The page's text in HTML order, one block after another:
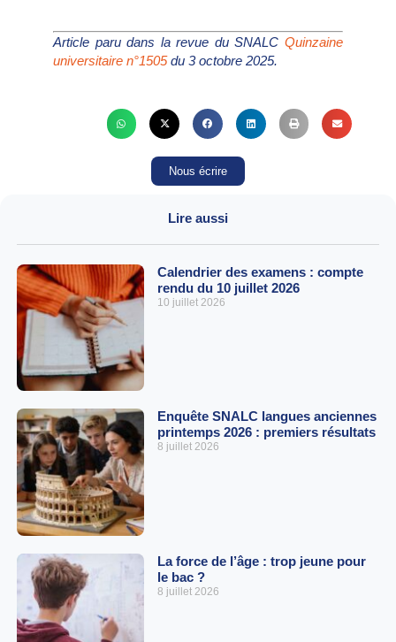
Article paru dans la revue du SNALC Quinzaine
universitaire n°1505du 3 octobre 2025.
Nous écrire
Lire aussi
Calendrier des examens : compte
rendu du 10 juillet 2026
10 juillet 2026
Enquête SNALC langues anciennes
printemps 2026 : premiers résultats
8 juillet 2026
La force de l’âge : trop jeune pour
le bac ?
8 juillet 2026